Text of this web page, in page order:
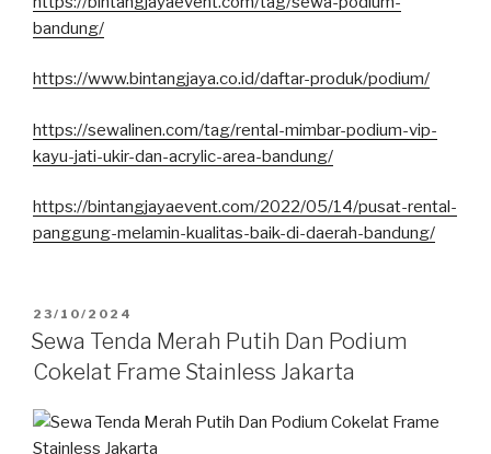
bandung/
https://www.bintangjaya.co.id/daftar-produk/podium/
https://sewalinen.com/tag/rental-mimbar-podium-vip-
kayu-jati-ukir-dan-acrylic-area-bandung/
https://bintangjayaevent.com/2022/05/14/pusat-rental-
panggung-melamin-kualitas-baik-di-daerah-bandung/
DIPOSKAN
PADA
23/10/2024
Sewa Tenda Merah Putih Dan Podium
Cokelat Frame Stainless Jakarta